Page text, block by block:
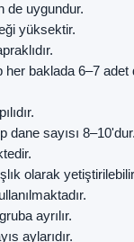
de uygundur.
yüksektir.
baklada 6–7 adet
dane sayısı
olarak
ayrılır.
aylarıdır.